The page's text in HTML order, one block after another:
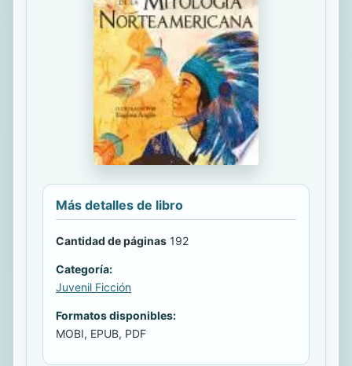
Más detalles de libro
Cantidad de páginas 192
Categoría:
Juvenil Ficción
Formatos disponibles:
MOBI, EPUB, PDF